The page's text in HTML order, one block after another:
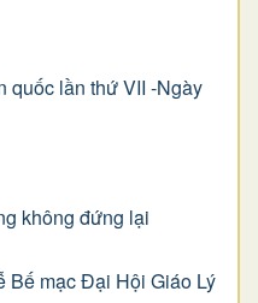
quốc lần thứ VII -Ngày
không đứng lại
Bế mạc Đại Hội Giáo Lý